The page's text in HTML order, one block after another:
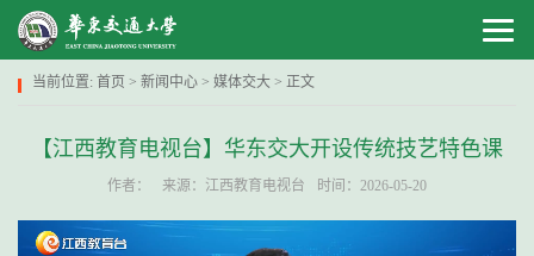
当前位置: 首页 > 新闻中心 > 媒体交大 > 正文
【江西教育电视台】华东交大开设传统技艺特色课
作者： 来源：江西教育电视台 时间：2026-05-20